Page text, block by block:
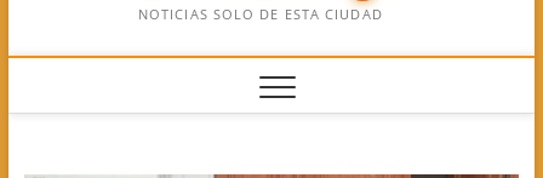
NOTICIAS SOLO DE ESTA CIUDAD